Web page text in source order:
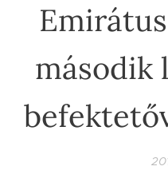
második